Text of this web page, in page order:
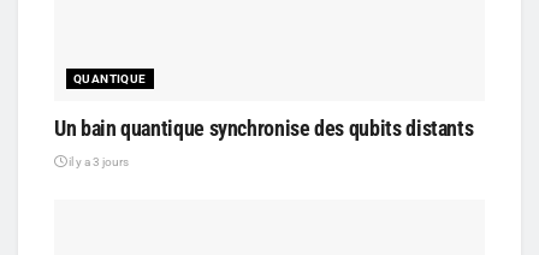
QUANTIQUE
Un bain quantique synchronise des qubits distants
il y a 3 jours